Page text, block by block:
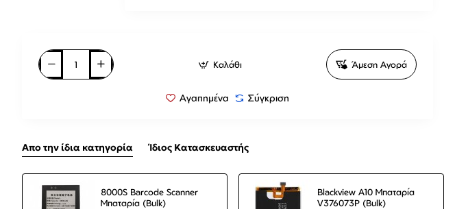
Καλάθι Άμεση Αγορά
Αγαπημένα Σύγκριση
Απο την ίδια κατηγορία Ίδιος Κατασκευαστής
8000S Barcode Scanner
Μπαταρία (Bulk)
Blackview A10 Μπαταρία
V376073P (Bulk)